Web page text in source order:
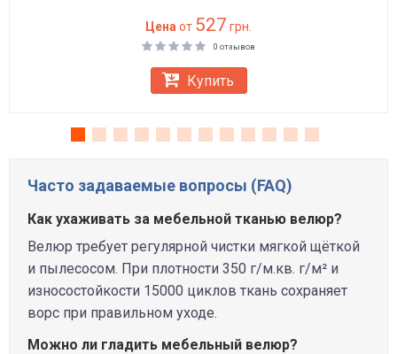
Цена от 527 грн.
0 отзывов
Купить
Часто задаваемые вопросы (FAQ)
Как ухаживать за мебельной тканью велюр?
Велюр требует регулярной чистки мягкой щёткой
и пылесосом. При плотности 350 г/м.кв. г/м² и
износостойкости 15000 циклов ткань сохраняет
ворс при правильном уходе.
Можно ли гладить мебельный велюр?